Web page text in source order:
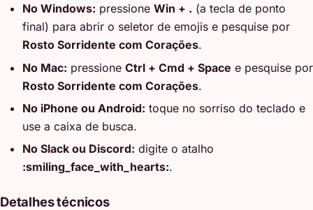
No Windows: pressione Win + . (a tecla de ponto
final) para abrir o seletor de emojis e pesquise por
Rosto Sorridente com Corações.
No Mac: pressione Ctrl + Cmd + Space e pesquise por
Rosto Sorridente com Corações.
No iPhone ou Android: toque no sorriso do teclado e
use a caixa de busca.
No Slack ou Discord: digite o atalho
:smiling_face_with_hearts:.
Detalhes técnicos